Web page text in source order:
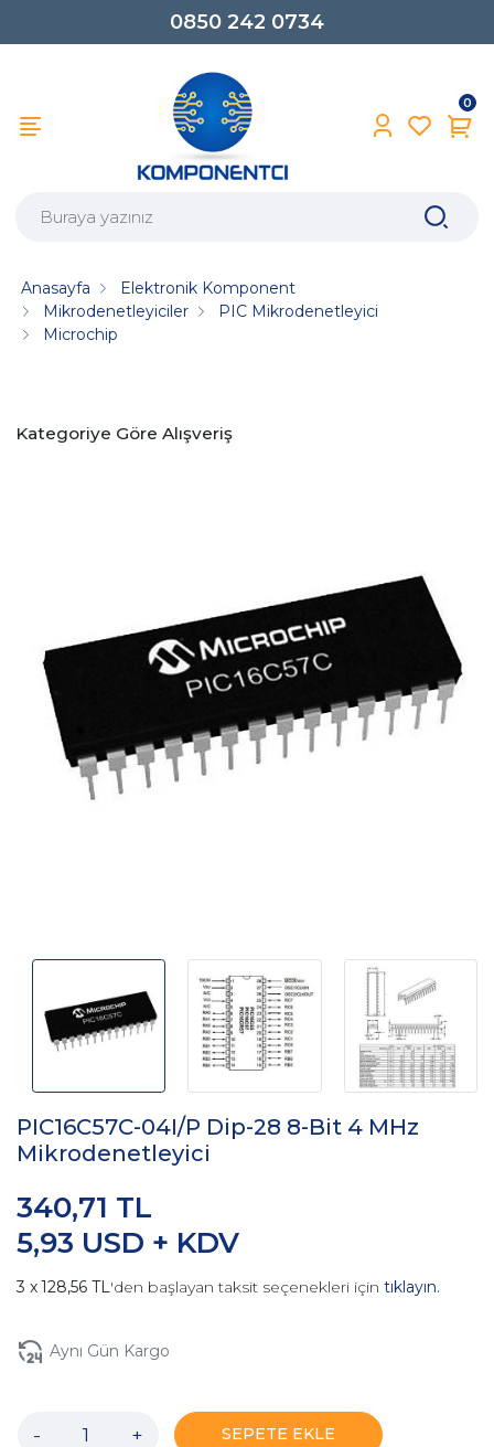
0850 242 0734
0
Anasayfa
Elektronik Komponent
Mikrodenetleyiciler
PIC Mikrodenetleyici
Microchip
Kategoriye Göre Alışveriş
PIC16C57C-04I/P Dip-28 8-Bit 4 MHz
Mikrodenetleyici
5,93 USD + KDV
340,71 TL
128,56 TL'den başlayan taksit seçenekleri için tıklayın.
Aynı Gün Kargo
- + SEPETE EKLE